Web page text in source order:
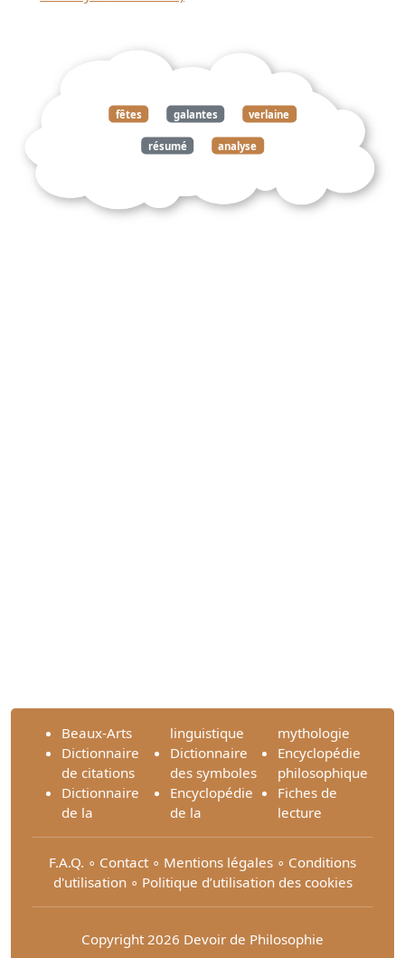
fêtes galantes verlaine
résumé analyse
Beaux-Arts
Dictionnaire
de citations
Dictionnaire
de la
linguistique
Dictionnaire
des symboles
Encyclopédie
de la
mythologie
Encyclopédie
philosophique
Fiches de
lecture
F.A.Q. ∘ Contact ∘ Mentions légales ∘ Conditions
d'utilisation∘ Politique d’utilisation des cookies
Copyright 2026 Devoir de Philosophie